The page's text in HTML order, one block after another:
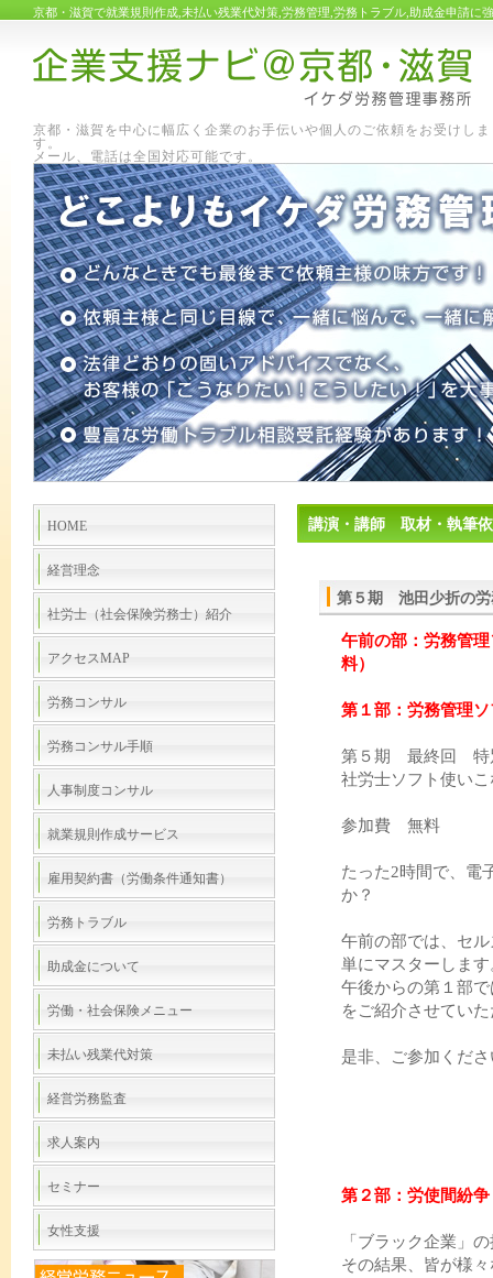
京都・滋賀で就業規則作成,未払い残業代対策,労務管理,労務トラブル,助成金申請に
京都・滋賀を中心に幅広く企業のお手伝いや個人のご依頼をお受けしま
す
メール、電話は全国対応可能です。
講演・講師 取材・執筆
第５期 池田少折の労
午前の部： 労務管
料）
第１部：労務管理
第５期 最終回 特
社労士ソフト使い
参加費 無料
たった2時間で、電
か？
午前の部では、セ
単にマスターします
午後からの第１部
をご紹介させてい
是非、ご参加くだ
第２部：労使間紛
「ブラック企業」
その結果、皆が様
HOME
経営理念
社労士（社会保険労務士）紹介
アクセスMAP
労務コンサル
労務コンサル手順
人事制度コンサル
就業規則作成サービス
雇用契約書（労働条件通知書）
労務トラブル
助成金について
労働・社会保険メニュー
未払い残業代対策
経営労務監査
求人案内
セミナー
女性支援